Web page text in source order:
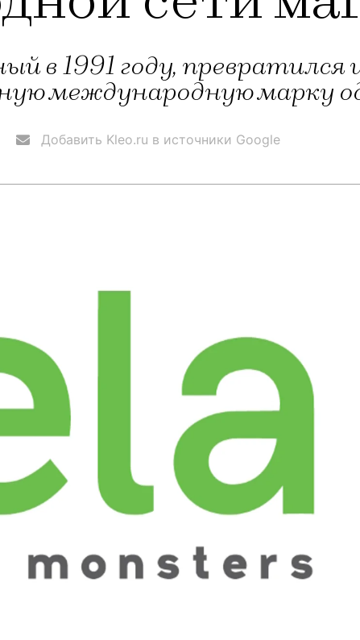
в 1991 году, превратился
международную марку
Добавить Kleo.ru в источники Google